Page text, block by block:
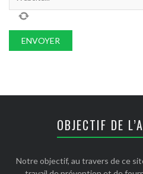
OBJECTIF DE
Notre objectif, au travers de ce